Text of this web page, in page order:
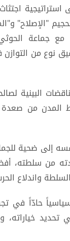
"الإصلاح"
جماعة
نوع من التوازن
البينية
المدن من
إلى ضحية
من سلطته،
واندلاع
حادّاً في
تحديد